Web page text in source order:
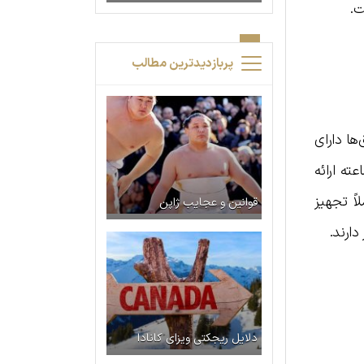
دارای
چای/قهوه ساز و وای فای رایگان هستند. در این هتل خدمات پذیرش ۲۴ ساعته ارائه
تجهیز
پربازدیدترین مطالب
قوانین و عجایب ژاپن
دلایل ریجکتی ویزای کانادا